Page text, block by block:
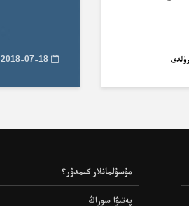
2018-07-18
مۇسۇلمانلار كىمدۇر؟
پەتىۋا سوراڭ